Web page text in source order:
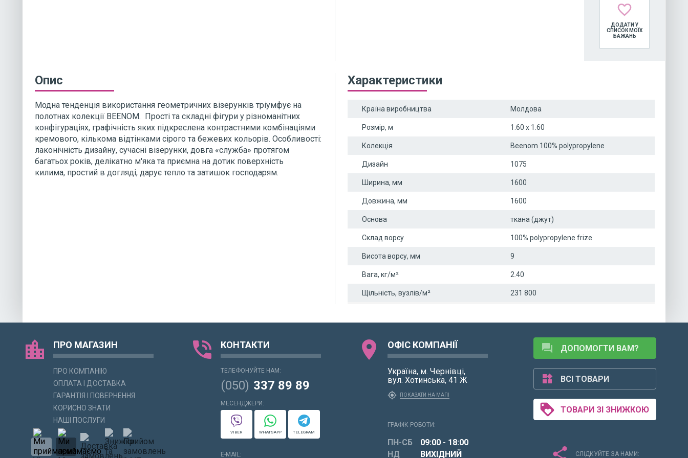
favorite_border
ДОДАТИ У
СПИСОК МОЇХ
БАЖАНЬ
Опис
Модна тенденція використання геометричних візерунків тріумфує на
полотнах колекції BEENOM. Прості та складні фігури у різноманітних
конфігураціях, графічність яких підкреслена контрастними комбінаціями
кремового, кількома відтінками сірого та бежевих кольорів. Особливості:
лаконічність дизайну, сучасні візерунки, довга «служба» протягом
багатьох років, делікатно м'яка та приємна на дотик поверхність
килима, простий в догляді, дарує тепло та затишок господарям.
Характеристики
Країна виробництва Молдова
Розмір, м 1.60 x 1.60
Колекція Beenom 100% polypropylene
Дизайн 1075
Ширина, мм 1600
Довжина, мм 1600
Основа ткана (джут)
Склад ворсу 100% polypropylene frize
Висота ворсу, мм 9
Вага, кг/м² 2.40
Щільність, вузлів/м² 231 800
location_city ПРО МАГАЗИН
ПРО КОМПАНІЮ
ОПЛАТА І ДОСТАВКА
ГАРАНТІЯ І ПОВЕРНЕННЯ
КОРИСНО ЗНАТИ
НАШІ ПОСЛУГИ
phone_in_talk КОНТАКТИ
ТЕЛЕФОНУЙТЕ НАМ:
(050) 337 89 89
МЕСЕНДЖЕРИ:
VIBER WHATSAPP TELEGRAM
E-MAIL:
location_on ОФІС КОМПАНІЇ
Україна, м. Чернівці,
вул. Хотинська, 41 Ж
my_location ПОКАЗАТИ НА МАПІ
ГРАФІК РОБОТИ:
ПН-СБ
09:00 - 18:00
НД
ВИХІДНИЙ
forum ДОПОМОГТИ ВАМ?
widgets ВСІ ТОВАРИ
loyalty ТОВАРИ ЗІ ЗНИЖКОЮ
share СЛІДКУЙТЕ ЗА НАМИ: